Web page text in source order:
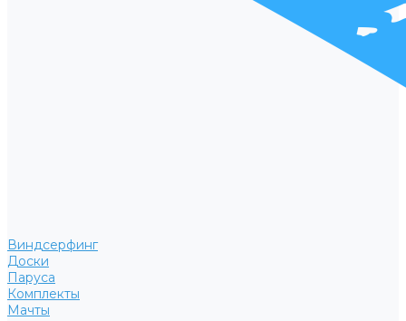
Виндсерфинг
Доски
Паруса
Комплекты
Мачты